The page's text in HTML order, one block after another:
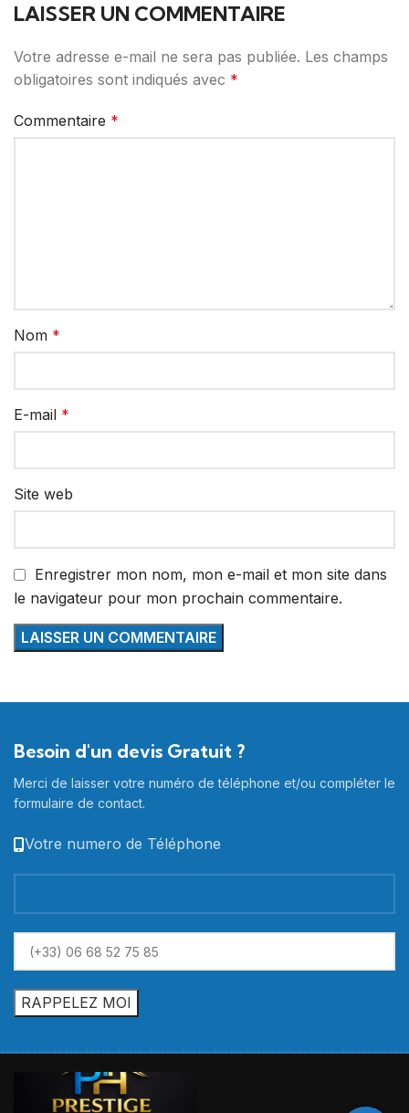
LAISSER UN COMMENTAIRE
Votre adresse e-mail ne sera pas publiée. Les champs
obligatoires sont indiqués avec *
Commentaire *
Nom *
E-mail *
Site web
Enregistrer mon nom, mon e-mail et mon site dans
le navigateur pour mon prochain commentaire.
Besoin d'un devis Gratuit ?
Merci de laisser votre numéro de téléphone et/ou compléter le
formulaire de contact.
Votre numero de Téléphone